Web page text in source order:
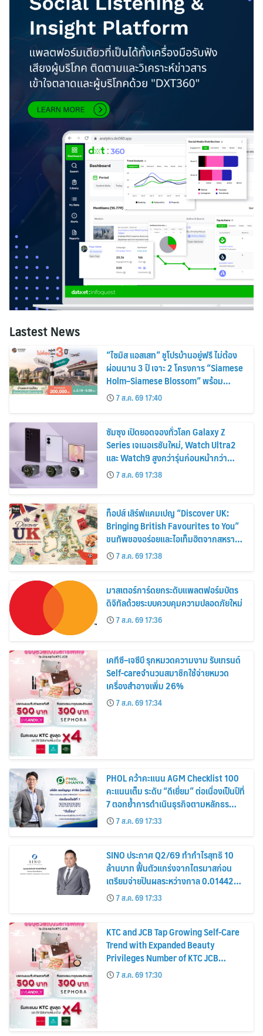
Lastest News
“ไซมิส แอสเสท” ชูโปรบ้านอยู่ฟรี ไม่ต้อง
ผ่อนนาน 3 ปี เจาะ 2 โครงการ “Siamese
Holm–Siamese Blossom” พร้อม
ส่วนลดและสิทธิพิเศษถึง 31 สิงหาคม
2569
7 ส.ค. 69 17:40
ซัมซุง เปิดยอดจองทั่วโลก Galaxy Z
Series เจเนอเรชันใหม่, Watch Ultra2
และ Watch9 สูงกว่ารุ่นก่อนหน้ากว่า
30%7 ส.ค. 69 17:38
ท็อปส์ เสิร์ฟแคมเปญ “Discover UK:
Bringing British Favourites to You”
ขนทัพของอร่อยและไอเท็มฮิตจากสหราช
อาณาจักร ส่งตรงถึงมือตั้งแต่วันนี้ – 18
สิงหาคมนี้
7 ส.ค. 69 17:38
มาสเตอร์การ์ดยกระดับแพลตฟอร์มบัตร
ดิจิทัลด้วยระบบควบคุมความปลอดภัยใหม่
7 ส.ค. 69 17:36
เคทีซี–เจซีบี รุกหมวดความงาม รับเทรนด์
Self-careจำนวนสมาชิกใช้จ่ายหมวด
เครื่องสำอางเพิ่ม 26%
7 ส.ค. 69 17:34
PHOL คว้าคะแนน AGM Checklist 100
คะแนนเต็ม ระดับ “ดีเยี่ยม” ต่อเนื่องเป็นปีที่
7 ตอกย้ำการดำเนินธุรกิจตามหลักธร
รมาภิบาล โปร่งใส สร้างความเชื่อมั่นผู้ถือ
หุ้น
7 ส.ค. 69 17:33
SINO ประกาศ Q2/69 ทำกำไรสุทธิ 10
ล้านบาท ฟื้นตัวแกร่งจากไตรมาสก่อน
เตรียมจ่ายปันผลระหว่างกาล 0.014423
บาทต่อหุ้น ครึ่งปีหลังมุ่งเติบโตต่อเนื่อง
7 ส.ค. 69 17:33
KTC and JCB Tap Growing Self-Care
Trend with Expanded Beauty
Privileges Number of KTC JCB
Cardmembers Spending on
Cosmetics Rises 26%
7 ส.ค. 69 17:30